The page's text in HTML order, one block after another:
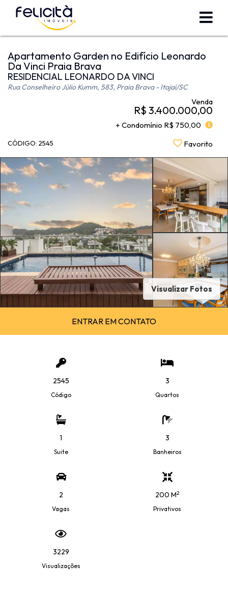
Apartamento Garden no Edifício Leonardo
Da Vinci Praia Brava
RESIDENCIAL LEONARDO DA VINCI
Rua Conselheiro Júlio Kumm, 583, Praia Brava - Itajaí/SC
Venda
R$ 3.400.000,00
+ Condomínio R$ 750,00
CÓDIGO: 2545 Favorito
Visualizar Fotos
ENTRAR EM CONTATO
2545
Código
3
Quartos
1
Suite
3
Banheiros
2
Vagas
200 M2
Privativos
3229
Visualizações